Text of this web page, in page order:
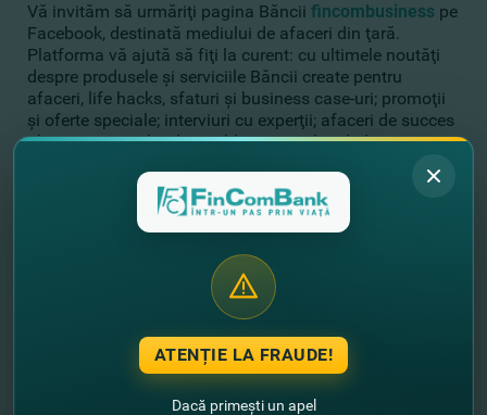
Vă invităm să urmăriţi pagina Băncii fincombusiness pe
Facebook, destinată mediului de afaceri din ţară.
Platforma vă ajută să fiţi la curent: cu ultimele noutăţi
despre produsele şi serviciile Băncii create pentru
afaceri, life hacks, sfaturi şi business case-uri; promoţii
şi oferte speciale; interviuri cu experţii; afaceri de succes
ale antreprenorilor din Moldova şi multe altele.
Alte noutăţi
ATENȚIE LA FRAUDE!
Dacă primești un apel